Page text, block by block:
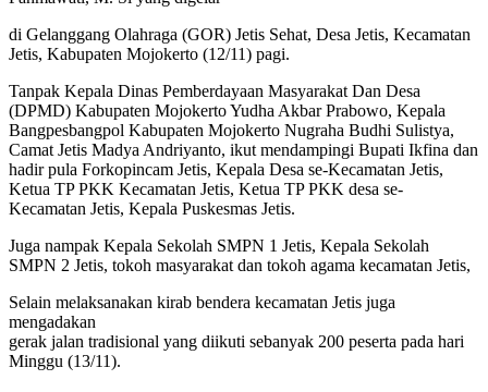
di Gelanggang Olahraga (GOR) Jetis Sehat, Desa Jetis, Kecamatan
Jetis, Kabupaten Mojokerto (12/11) pagi.
Tanpak Kepala Dinas Pemberdayaan Masyarakat Dan Desa
(DPMD) Kabupaten Mojokerto Yudha Akbar Prabowo, Kepala
Bangpesbangpol Kabupaten Mojokerto Nugraha Budhi Sulistya,
Camat Jetis Madya Andriyanto, ikut mendampingi Bupati Ikfina dan
hadir pula Forkopincam Jetis, Kepala Desa se-Kecamatan Jetis,
Ketua TP PKK Kecamatan Jetis, Ketua TP PKK desa se-
Kecamatan Jetis, Kepala Puskesmas Jetis.
Juga nampak Kepala Sekolah SMPN 1 Jetis, Kepala Sekolah
SMPN 2 Jetis, tokoh masyarakat dan tokoh agama kecamatan Jetis,
Selain melaksanakan kirab bendera kecamatan Jetis juga
mengadakan
gerak jalan tradisional yang diikuti sebanyak 200 peserta pada hari
Minggu (13/11).